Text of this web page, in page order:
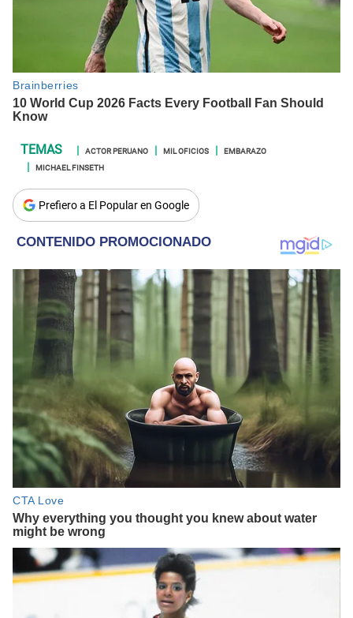
ACTOR PERUANO MIL OFICIOS
EMBARAZO
MICHAEL FINSETH
Prefiero a El Popular en Google